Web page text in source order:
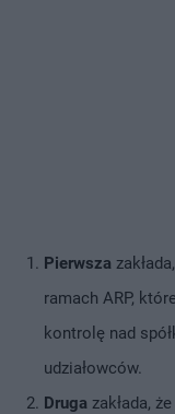
Pierwsza
ramach ARP,
kontrolę nad
udziałowców.
Druga zakłada,